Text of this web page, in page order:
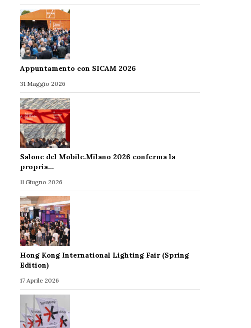
Appuntamento con SICAM 2026
31 Maggio 2026
Salone del Mobile.Milano 2026 conferma la
propria…
11 Giugno 2026
Hong Kong International Lighting Fair (Spring
Edition)
17 Aprile 2026